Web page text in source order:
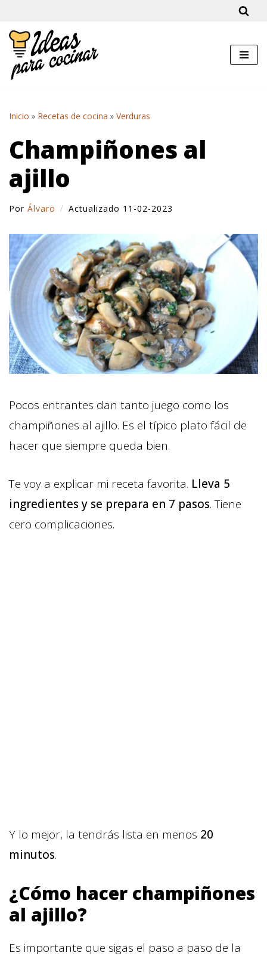
Saltar
al
contenido
Inicio » Recetas de cocina » Verduras
Champiñones al
ajillo
Por Álvaro Actualizado 11-02-2023
Pocos entrantes dan tanto juego como los
champiñones al ajillo. Es el típico plato fácil de
hacer que siempre queda bien.
Te voy a explicar mi receta favorita. Lleva 5
ingredientes y se prepara en 7 pasos. Tiene
cero complicaciones.
Y lo mejor, la tendrás lista en menos 20
minutos.
¿Cómo hacer champiñones
al ajillo?
Es importante que sigas el paso a paso de la